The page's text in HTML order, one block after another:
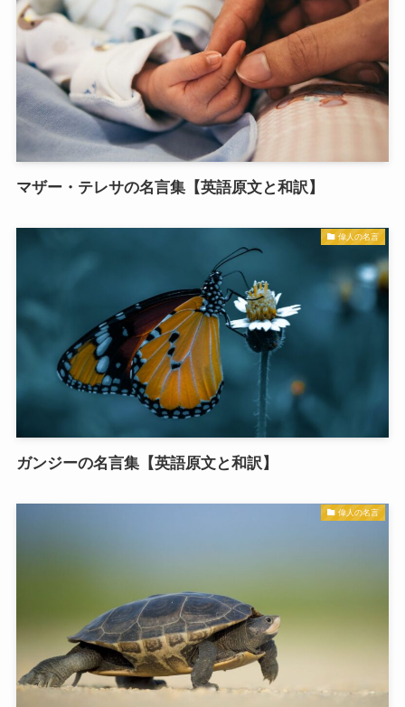
マザー・テレサの名言集【英語原文と和訳】
偉人の名言
ガンジーの名言集【英語原文と和訳】
偉人の名言